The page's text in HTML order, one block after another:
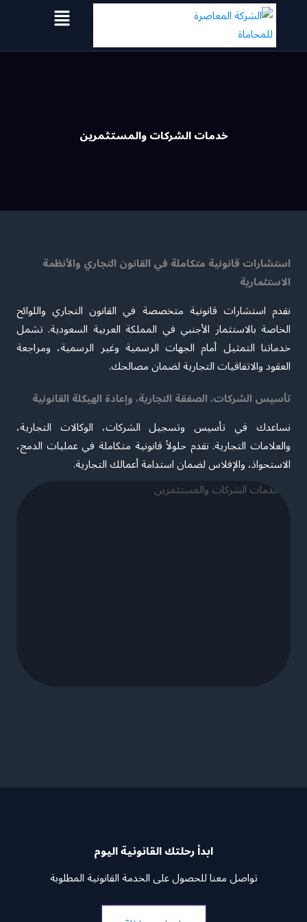
المحتوى
خدمات الشركات والمستثمرين
استشارات قانونية متكاملة في القانون التجاري والأنظمة
الاستثمارية
نقدم استشارات قانونية متخصصة في القانون التجاري واللوائح
الخاصة بالاستثمار الأجنبي في المملكة العربية السعودية. تشمل
خدماتنا التمثيل أمام الجهات الرسمية وغير الرسمية، ومراجعة
العقود والاتفاقيات التجارية لضمان مصالحك.
تأسيس الشركات، الصفقة التجارية، وإعادة الهيكلة القانونية
نساعدك في تأسيس وتسجيل الشركات، الوكالات التجارية،
والعلامات التجارية. نقدم حلولاً قانونية متكاملة في عمليات الدمج،
الاستحواذ، والإفلاس لضمان استدامة أعمالك التجارية.
ابدأ رحلتك القانونية اليوم
تواصل معنا للحصول على الخدمة القانونية المطلوبة